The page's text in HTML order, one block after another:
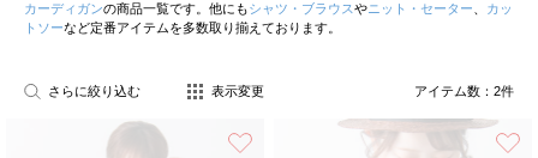
カーディガンの商品一覧です。他にもシャツ・ブラウスやニット・セーター
カッ
トソーなど定番アイテムを多数取り揃えております。
さらに絞り込む 表示変更 アイテム数： 2件